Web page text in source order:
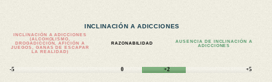
INCLINACIÓN A ADICCIONES
INCLINACIÓN A ADICCIONES
(ALCOHOLISMO,
DROGADICCIÓN, AFICIÓN A
JUEGOS, GANAS DE ESCAPAR
LA REALIDAD)
RAZONABILIDAD
AUSENCIA DE INCLINACIÓN A
ADICCIONES
-5 0 +2 +5